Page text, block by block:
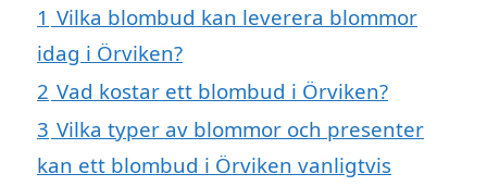
1 Vilka blombud kan leverera blommor
idag i Örviken?
2 Vad kostar ett blombud i Örviken?
3 Vilka typer av blommor och presenter
kan ett blombud i Örviken vanligtvis